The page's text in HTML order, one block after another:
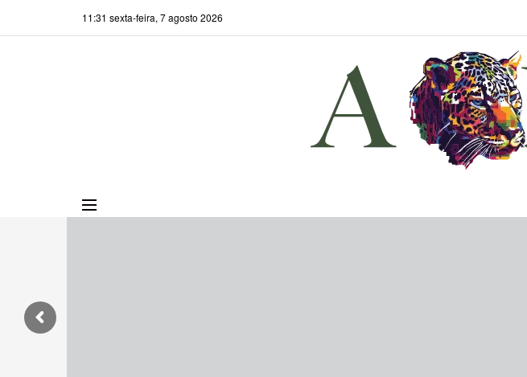
11:31 sexta-feira, 7 agosto 2026